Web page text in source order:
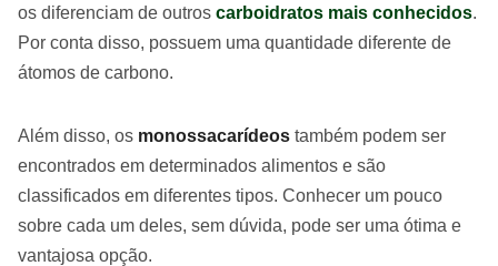
os diferenciam de outros carboidratos mais conhecidos.
Por conta disso, possuem uma quantidade diferente de
átomos de carbono.
Além disso, os monossacarídeos também podem ser
encontrados em determinados alimentos e são
classificados em diferentes tipos. Conhecer um pouco
sobre cada um deles, sem dúvida, pode ser uma ótima e
vantajosa opção.